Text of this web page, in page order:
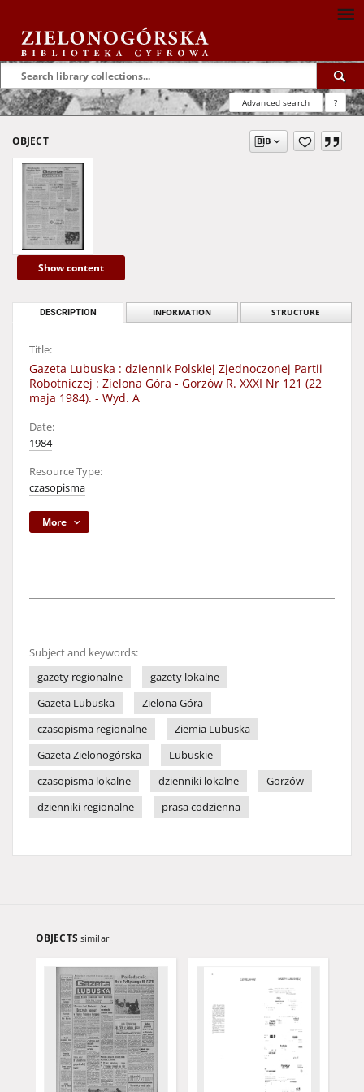
Advanced search ?
OBJECT
Show content
DESCRIPTION INFORMATION STRUCTURE
Title:
Gazeta Lubuska : dziennik Polskiej Zjednoczonej Partii
Robotniczej : Zielona Góra - Gorzów R. XXXI Nr 121 (22
maja 1984). - Wyd. A
Date:
1984
Resource Type:
czasopisma
More
Subject and keywords:
gazety regionalne
gazety lokalne
Gazeta Lubuska
Zielona Góra
czasopisma regionalne
Ziemia Lubuska
Gazeta Zielonogórska
Lubuskie
czasopisma lokalne
dzienniki lokalne
Gorzów
dzienniki regionalne
prasa codzienna
OBJECTS similar